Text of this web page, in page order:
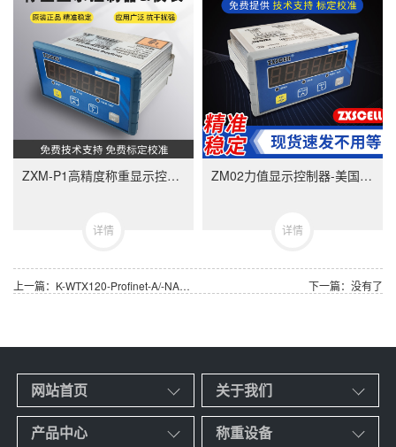
ZXM-P1高精度称重显示控制器-ZXMP1美国中克塞尔品牌称重仪表
详情
ZM02力值显示控制器-美国中克塞尔品牌称重仪表
详情
上一篇：K-WTX120-Profinet-A/-NA称重终端 德国HBM称重仪表 下一篇：没有了
网站首页 关于我们
产品中心 称重设备